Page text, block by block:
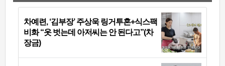
차예련, ‘김부장’ 주상욱 링거투혼+식스팩
비화 “옷 벗는데 아저씨는 안 된다고”(차
장금)